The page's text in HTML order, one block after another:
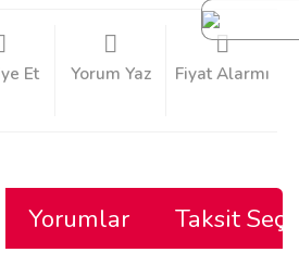
Et Yorum Yaz Fiyat Alarmı
Yorumlar Taksit